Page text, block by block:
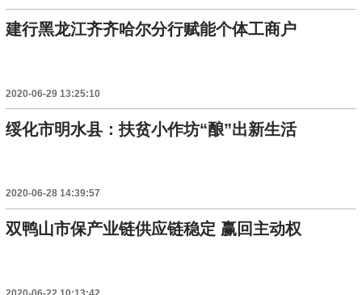
建行黑龙江齐齐哈尔分行赋能个体工商户
2020-06-29 13:25:10
绥化市明水县：扶贫小作坊“酿”出新生活
2020-06-28 14:39:57
双鸭山市保产业链供应链稳定 赢回主动权